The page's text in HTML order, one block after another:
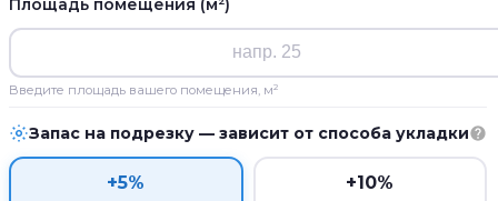
Площадь помещения (м²)
Введите площадь вашего помещения, м²
Запас на подрезку — зависит от способа укладки
+5% +10%